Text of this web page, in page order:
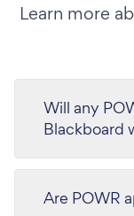
Learn more
Will any
Blackboard
Are POWR